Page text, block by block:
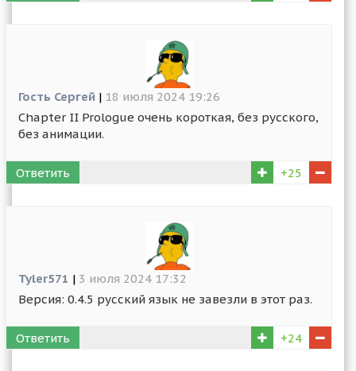
Гость Сергей | 18 июля 2024 19:26
Chapter II Prologue очень короткая, без русского,
без анимации.
Ответить +25
Tyler571 | 3 июля 2024 17:32
Версия: 0.4.5 русский язык не завезли в этот раз.
Ответить +24